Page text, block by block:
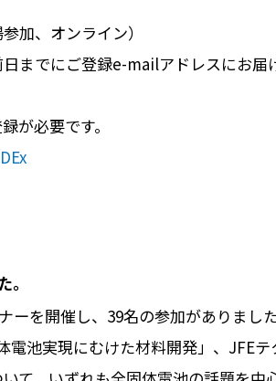
加、オンライン）
までにご登録e-mailアドレスにお届
が必要です。
。
を開催し、39名の参加がありました
池実現にむけた材料開発」、JFE